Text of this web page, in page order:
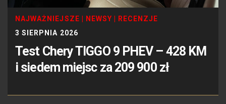
NAJWAŻNIEJSZE NEWSY
RECENZJE
3 SIERPNIA 2026
Test Chery TIGGO 9 PHEV – 428 KM
i siedem miejsc za 209 900 zł